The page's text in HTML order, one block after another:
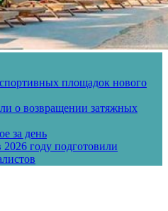
площадок нового
о возвращении затяжных
за день
году подготовили